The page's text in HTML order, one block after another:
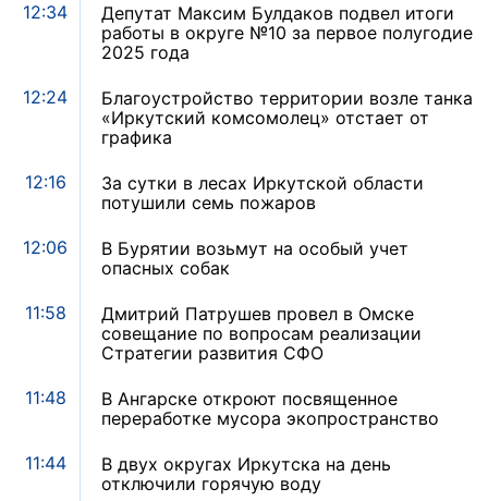
12:34
Депутат Максим Булдаков подвел итоги
работы в округе №10 за первое полугодие
2025 года
12:24
Благоустройство территории возле танка
«Иркутский комсомолец» отстает от
графика
12:16
За сутки в лесах Иркутской области
потушили семь пожаров
12:06
В Бурятии возьмут на особый учет
опасных собак
11:58
Дмитрий Патрушев провел в Омске
совещание по вопросам реализации
Стратегии развития СФО
11:48
В Ангарске откроют посвященное
переработке мусора экопространство
11:44
В двух округах Иркутска на день
отключили горячую воду